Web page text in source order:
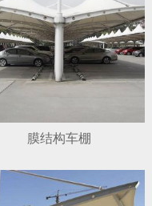
膜结构车棚